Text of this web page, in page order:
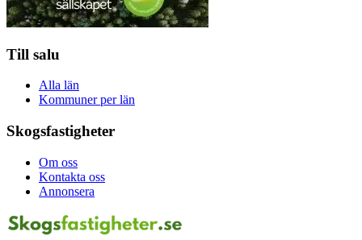
Till salu
Alla län
Kommuner per län
Skogsfastigheter
Om oss
Kontakta oss
Annonsera